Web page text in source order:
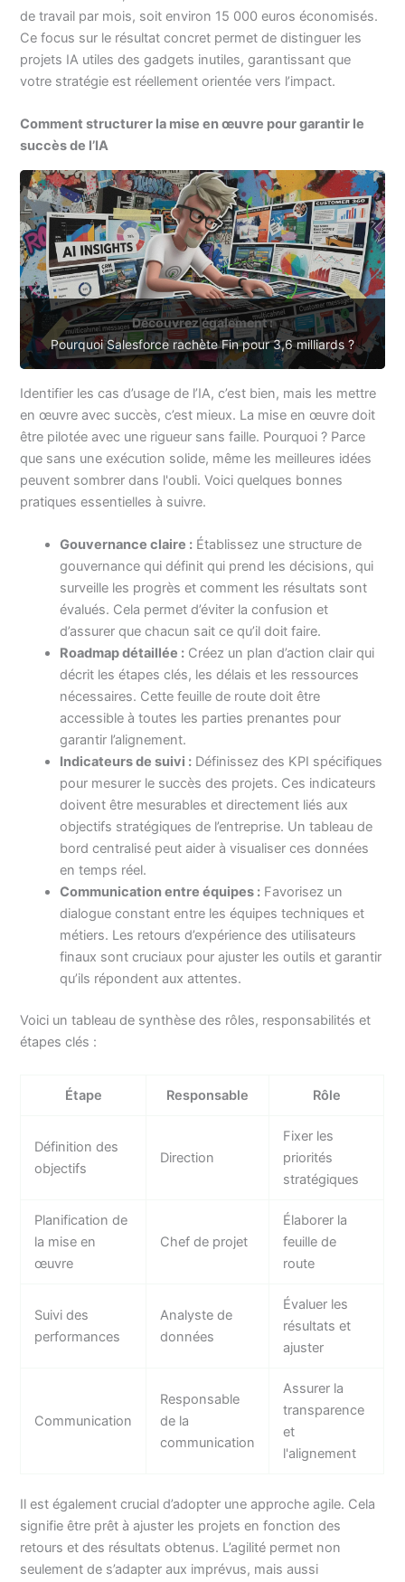
de travail par mois, soit environ 15 000 euros économisés.
Ce focus sur le résultat concret permet de distinguer les
projets IA utiles des gadgets inutiles, garantissant que
votre stratégie est réellement orientée vers l’impact.
Comment structurer la mise en œuvre pour garantir le
succès de l’IA
Découvrez également :
Pourquoi Salesforce rachète Fin pour 3,6 milliards ?
Identifier les cas d’usage de l’IA, c’est bien, mais les mettre
en œuvre avec succès, c’est mieux. La mise en œuvre doit
être pilotée avec une rigueur sans faille. Pourquoi ? Parce
que sans une exécution solide, même les meilleures idées
peuvent sombrer dans l'oubli. Voici quelques bonnes
pratiques essentielles à suivre.
Gouvernance claire : Établissez une structure de
gouvernance qui définit qui prend les décisions, qui
surveille les progrès et comment les résultats sont
évalués. Cela permet d’éviter la confusion et
d’assurer que chacun sait ce qu’il doit faire.
Roadmap détaillée : Créez un plan d’action clair qui
décrit les étapes clés, les délais et les ressources
nécessaires. Cette feuille de route doit être
accessible à toutes les parties prenantes pour
garantir l’alignement.
Indicateurs de suivi : Définissez des KPI spécifiques
pour mesurer le succès des projets. Ces indicateurs
doivent être mesurables et directement liés aux
objectifs stratégiques de l’entreprise. Un tableau de
bord centralisé peut aider à visualiser ces données
en temps réel.
Communication entre équipes : Favorisez un
dialogue constant entre les équipes techniques et
métiers. Les retours d’expérience des utilisateurs
finaux sont cruciaux pour ajuster les outils et garantir
qu’ils répondent aux attentes.
Voici un tableau de synthèse des rôles, responsabilités et
étapes clés :
Étape Responsable Rôle
Définition des
objectifs
Direction
Fixer les
priorités
stratégiques
Planification de
la mise en
œuvre
Chef de projet
Élaborer la
feuille de
route
Suivi des
performances
Analyste de
données
Évaluer les
résultats et
ajuster
Communication
Responsable
de la
communication
Assurer la
transparence
et
l'alignement
Il est également crucial d’adopter une approche agile. Cela
signifie être prêt à ajuster les projets en fonction des
retours et des résultats obtenus. L’agilité permet non
seulement de s’adapter aux imprévus, mais aussi